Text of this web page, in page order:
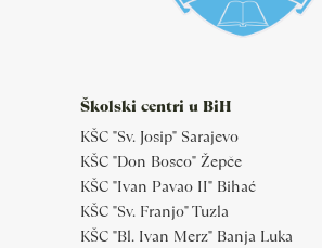
Školski centri u BiH
KŠC "Sv. Josip" Sarajevo
KŠC "Don Bosco" Žepče
KŠC "Ivan Pavao II" Bihać
KŠC "Sv. Franjo" Tuzla
KŠC "Bl. Ivan Merz" Banja Luka